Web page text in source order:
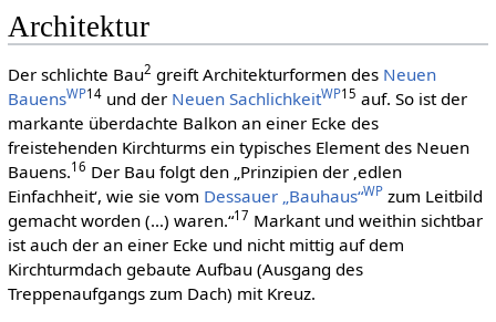
Architektur
Der schlichte Bau2 greift Architekturformen des Neuen
BauensWP14und der Neuen SachlichkeitWP15 auf. So ist der
markante überdachte Balkon an einer Ecke des
freistehenden Kirchturms ein typisches Element des Neuen
Bauens.16 Der Bau folgt den „Prinzipien der ‚edlen
Einfachheit‘, wie sie vom Dessauer „Bauhaus“WPzum Leitbild
gemacht worden (…) waren.“17 Markant und weithin sichtbar
ist auch der an einer Ecke und nicht mittig auf dem
Kirchturmdach gebaute Aufbau (Ausgang des
Treppenaufgangs zum Dach) mit Kreuz.